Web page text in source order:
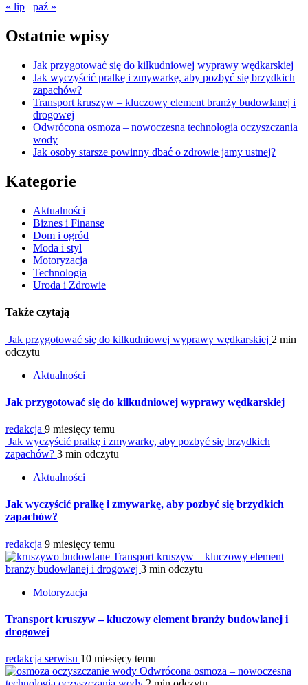
« lip
paź »
Ostatnie wpisy
Jak przygotować się do kilkudniowej wyprawy wędkarskiej
Jak wyczyścić pralkę i zmywarkę, aby pozbyć się brzydkich
zapachów?
Transport kruszyw – kluczowy element branży budowlanej i
drogowej
Odwrócona osmoza – nowoczesna technologia oczyszczania
wody
Jak osoby starsze powinny dbać o zdrowie jamy ustnej?
Kategorie
Aktualności
Biznes i Finanse
Dom i ogród
Moda i styl
Motoryzacja
Technologia
Uroda i Zdrowie
Także czytają
Jak przygotować się do kilkudniowej wyprawy wędkarskiej 2 min
odczytu
Aktualności
Jak przygotować się do kilkudniowej wyprawy wędkarskiej
redakcja 9 miesięcy temu
Jak wyczyścić pralkę i zmywarkę, aby pozbyć się brzydkich
zapachów? 3 min odczytu
Aktualności
Jak wyczyścić pralkę i zmywarkę, aby pozbyć się brzydkich
zapachów?
redakcja 9 miesięcy temu
Transport kruszyw – kluczowy element
branży budowlanej i drogowej 3 min odczytu
Motoryzacja
Transport kruszyw – kluczowy element branży budowlanej i
drogowej
redakcja serwisu 10 miesięcy temu
Odwrócona osmoza – nowoczesna